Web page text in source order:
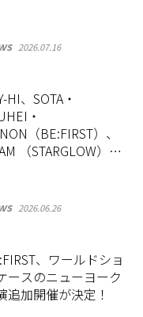
2026.07.16
HI、SOTA・
・
（BE:FIRST）、
（STARGLOW）か
リリース！
2026.06.26
、ワールドショ
ースのニューヨーク
追加開催が決定！